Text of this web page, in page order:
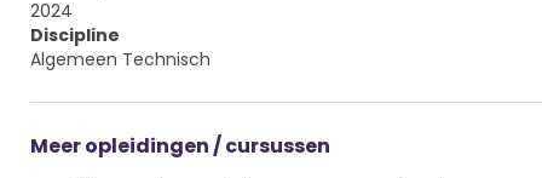
2024
Discipline
Algemeen Technisch
Meer opleidingen / cursussen